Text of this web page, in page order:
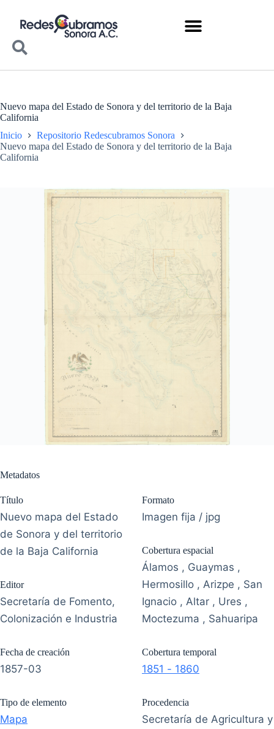
Nuevo mapa del Estado de Sonora y del territorio de la Baja
California
Inicio
Repositorio Redescubramos Sonora
Nuevo mapa del Estado de Sonora y del territorio de la Baja
California
Metadatos
Título
Nuevo mapa del Estado
de Sonora y del territorio
de la Baja California
Editor
Secretaría de Fomento,
Colonización e Industria
Fecha de creación
1857-03
Tipo de elemento
Mapa
Formato
Imagen fija / jpg
Cobertura espacial
Álamos , Guaymas ,
Hermosillo , Arizpe , San
Ignacio , Altar , Ures ,
Moctezuma , Sahuaripa
Cobertura temporal
1851 - 1860
Procedencia
Secretaría de Agricultura y